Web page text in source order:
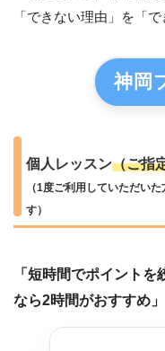
「できない理由」を「
神岡
個人レッスン（ご指
（1度ご利用していただい
す）
「短時間でポイント
なら2時間がおすすめ」